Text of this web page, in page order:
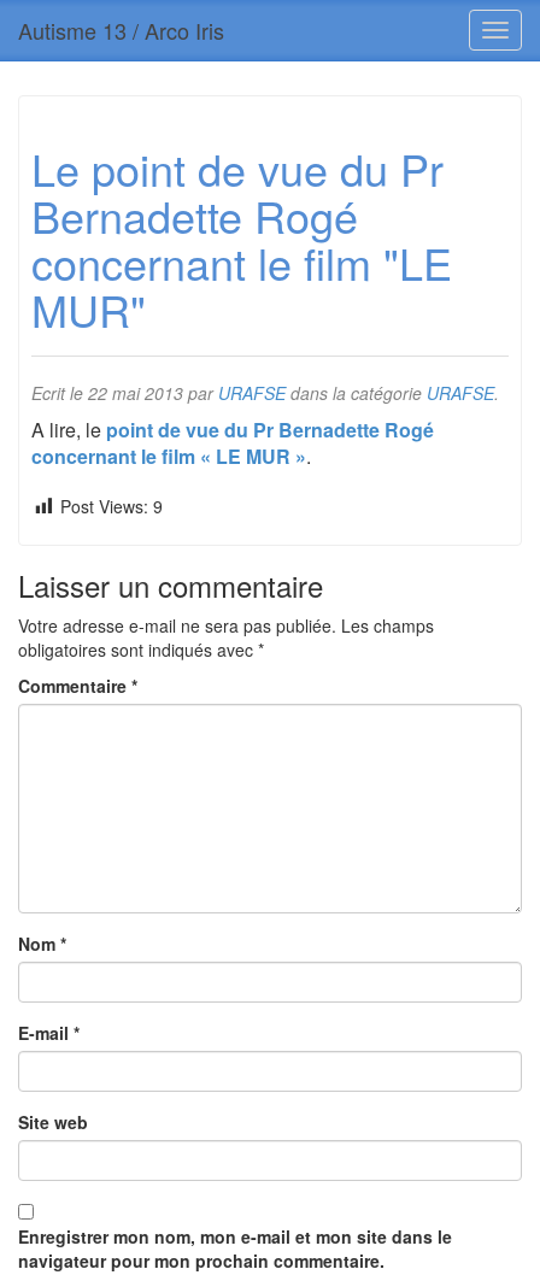
Autisme 13 / Arco Iris
Le point de vue du Pr
Bernadette Rogé
concernant le film "LE
MUR"
Ecrit le 22 mai 2013 par URAFSEdans la catégorie URAFSE.
A lire, le point de vue du Pr Bernadette Rogé
concernant le film « LE MUR ».
Post Views: 9
Laisser un commentaire
Votre adresse e-mail ne sera pas publiée. Les champs
obligatoires sont indiqués avec *
Commentaire *
Nom *
E-mail *
Site web
Enregistrer mon nom, mon e-mail et mon site dans le
navigateur pour mon prochain commentaire.